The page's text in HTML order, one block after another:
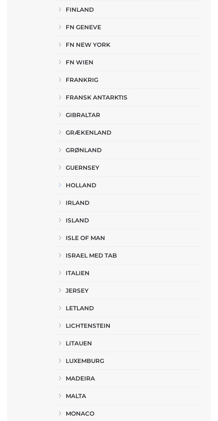
FINLAND
FN GENEVE
FN NEW YORK
FN WIEN
FRANKRIG
FRANSK ANTARKTIS
GIBRALTAR
GRÆKENLAND
GRØNLAND
GUERNSEY
HOLLAND
IRLAND
ISLAND
ISLE OF MAN
ISRAEL MED TAB
ITALIEN
JERSEY
LETLAND
LICHTENSTEIN
LITAUEN
LUXEMBURG
MADEIRA
MALTA
MONACO